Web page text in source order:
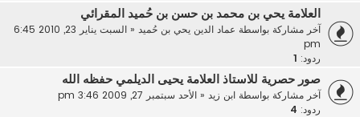
العلامة يحي بن محمد بن حسن بن حُميد المقرائي
آخر مشاركة بواسطة عماد الدين يحي بن حُميد «
السبت يناير 23, 2010 6:45
pm
ردود: 1
صور حصرية للاستاذ العلامة يحيى الديلمي حفظه الله
آخر مشاركة بواسطة ابن زيد « الأحد سبتمبر 27, 2009 3:46 pm
ردود: 4